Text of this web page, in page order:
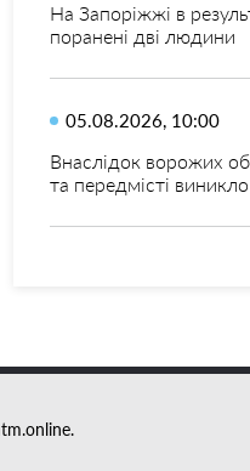
На Запоріжжі в
поранені дві людини
05.08.2026, 10:00
Внаслідок ворожих
та передмісті